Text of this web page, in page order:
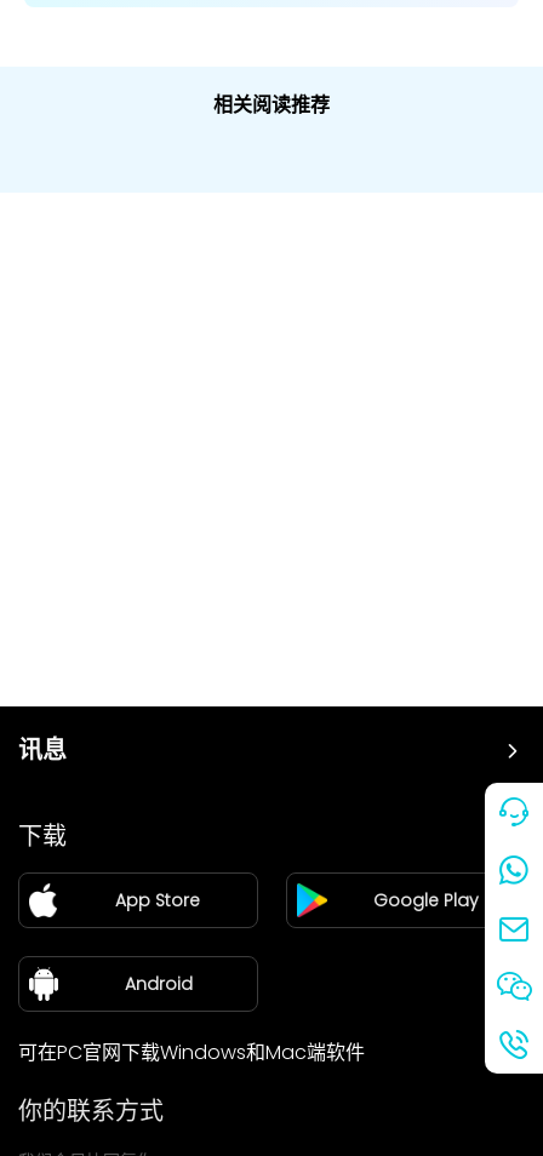
相关阅读推荐
讯息
价格
加盟
新闻中心
关于我们
下载
App Store Google Play
Android
可在PC官网下载Windows和Mac端软件
你的联系方式